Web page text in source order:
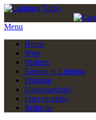
Menu
Home
Weer
Verkeer
Eropuit in Limburg
Pinkpop
Nieuwsarchief
Foto en video
Redactie